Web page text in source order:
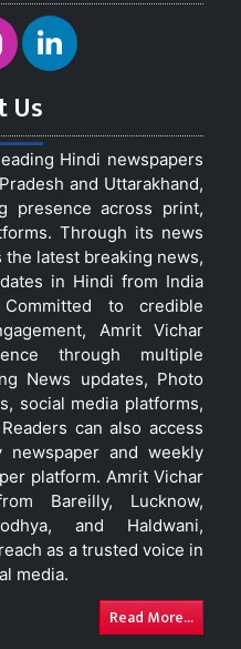
Us
Hindi newspapers
and Uttarakhand,
presence across print,
Through its news
latest breaking news,
in Hindi from India
to credible
Amrit Vichar
through multiple
News updates, Photo
social media platforms,
can also access
and weekly
platform. Amrit Vichar
Bareilly, Lucknow,
and Haldwani,
as a trusted voice in
media.
Read More...